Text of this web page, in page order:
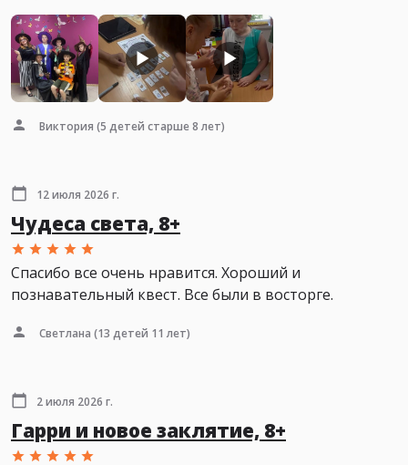
Виктория (5 детей старше 8 лет)
12 июля 2026 г.
Чудеса света, 8+
Спасибо все очень нравится. Хороший и
познавательный квест. Все были в восторге.
Светлана (13 детей 11 лет)
2 июля 2026 г.
Гарри и новое заклятие, 8+